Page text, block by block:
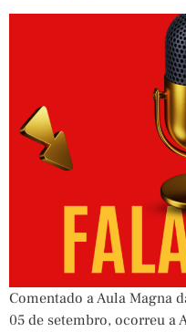
Comentado a Aula Magna
05 de setembro, ocorreu a